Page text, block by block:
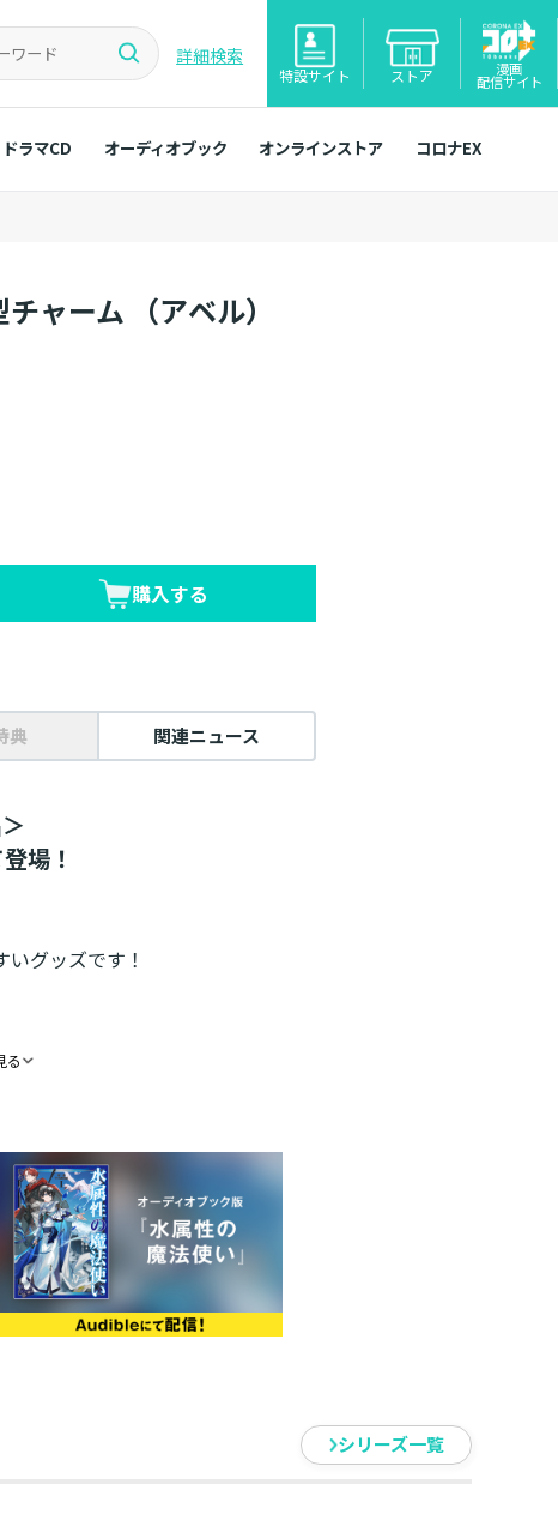
詳細検索
特設サイト ストア 漫画
配信サイト
ドラマCD オーディオブック オンラインストア コロナEX
ャーム （アベル）
購入する
典 関連ニュース
場！
グッズです！
る
シリーズ一覧